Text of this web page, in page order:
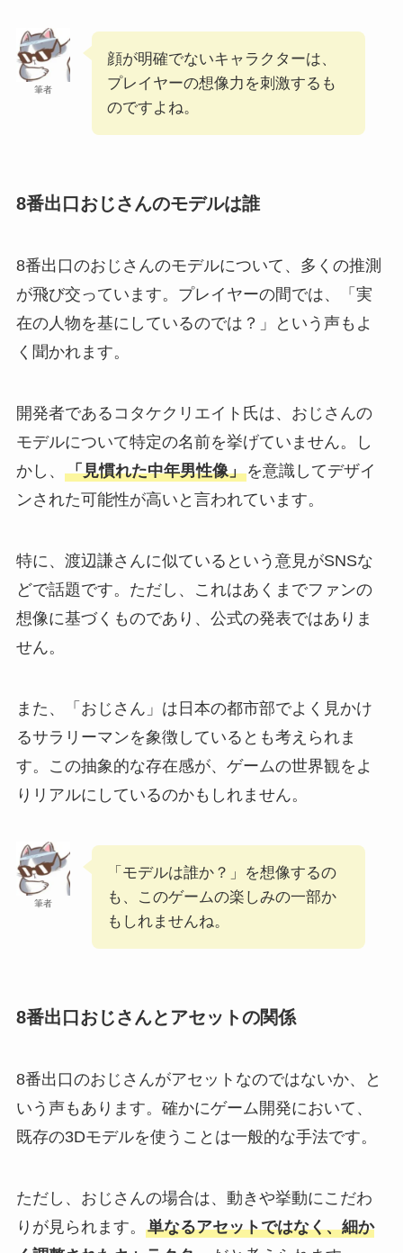
筆者
顔が明確でないキャラクターは、
プレイヤーの想像力を刺激するも
のですよね。
8番出口おじさんのモデルは誰
8番出口のおじさんのモデルについて、多くの推測
が飛び交っています。プレイヤーの間では、「実
在の人物を基にしているのでは？」という声もよ
く聞かれます。
開発者であるコタケクリエイト氏は、おじさんの
モデルについて特定の名前を挙げていません。し
かし、 「見慣れた中年男性像」を意識してデザイ
ンされた可能性が高いと言われています。
特に、渡辺謙さんに似ているという意見がSNSな
どで話題です。ただし、これはあくまでファンの
想像に基づくものであり、公式の発表ではありま
せん。
また、「おじさん」は日本の都市部でよく見かけ
るサラリーマンを象徴しているとも考えられま
す。この抽象的な存在感が、ゲームの世界観をよ
りリアルにしているのかもしれません。
筆者
「モデルは誰か？」を想像するの
も、このゲームの楽しみの一部か
もしれませんね。
8番出口おじさんとアセットの関係
8番出口のおじさんがアセットなのではないか、と
いう声もあります。確かにゲーム開発において、
既存の3Dモデルを使うことは一般的な手法です。
ただし、おじさんの場合は、動きや挙動にこだわ
りが見られます。 単なるアセットではなく、細か